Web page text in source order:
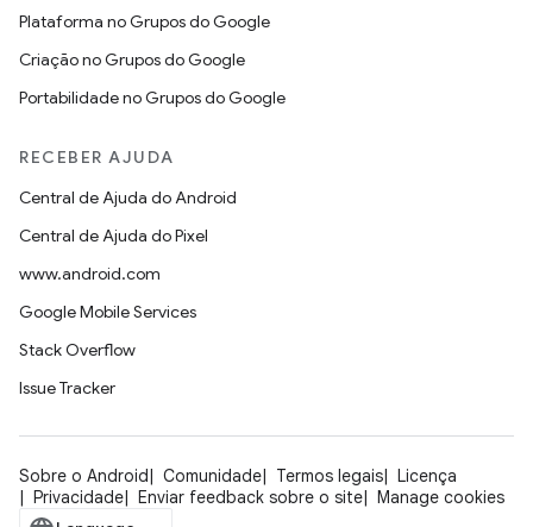
Plataforma no Grupos do Google
Criação no Grupos do Google
Portabilidade no Grupos do Google
RECEBER AJUDA
Central de Ajuda do Android
Central de Ajuda do Pixel
www.android.com
Google Mobile Services
Stack Overflow
Issue Tracker
Sobre o Android Comunidade Termos legais
Licença
Privacidade
Enviar feedback sobre o site Manage cookies